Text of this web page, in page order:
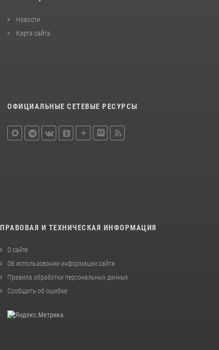
Новости
Карта сайта
ОФИЦИАЛЬНЫЕ СЕТЕВЫЕ РЕСУРСЫ
ПРАВОВАЯ И ТЕХНИЧЕСКАЯ ИНФОРМАЦИЯ
О сайте
Об использовании информации сайта
Правила обработки персональных данных
Сообщить об ошибке